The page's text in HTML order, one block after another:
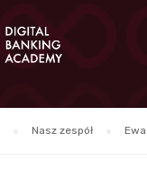
Nasz zespół